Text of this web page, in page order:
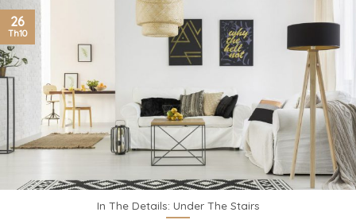
In The Details: Under The Stairs
26
Th10